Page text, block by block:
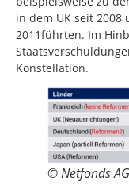
in dem UK seit
2011führten. Im
Konstellation.
© Netfonds AG